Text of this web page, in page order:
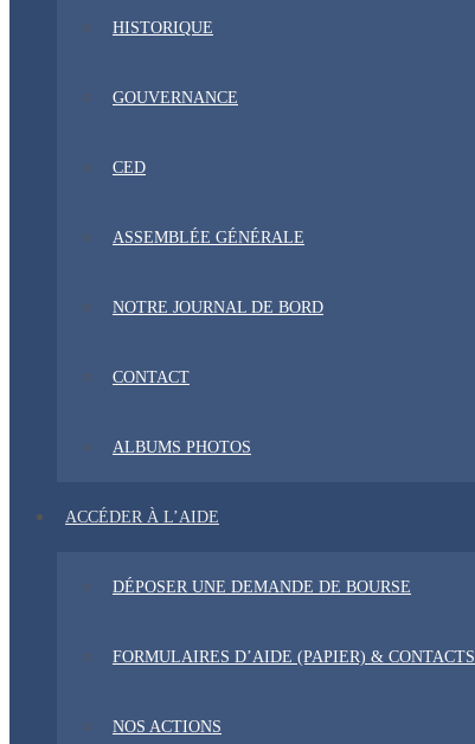
HISTORIQUE
GOUVERNANCE
CED
ASSEMBLÉE GÉNÉRALE
NOTRE JOURNAL DE BORD
CONTACT
ALBUMS PHOTOS
ACCÉDER À L’AIDE
DÉPOSER UNE DEMANDE DE BOURSE
FORMULAIRES D’AIDE (PAPIER) & CONTACTS
NOS ACTIONS